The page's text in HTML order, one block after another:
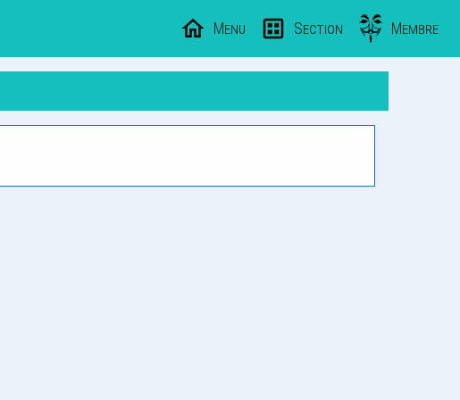
Menu Section Membre